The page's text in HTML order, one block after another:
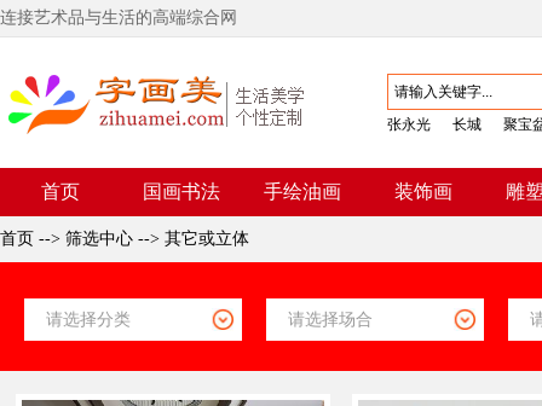
连接艺术品与生活的高端综合网
张永光 长城 聚宝
首页 国画书法 手绘油画 装饰画 雕
首页 --> 筛选中心 --> 其它或立体